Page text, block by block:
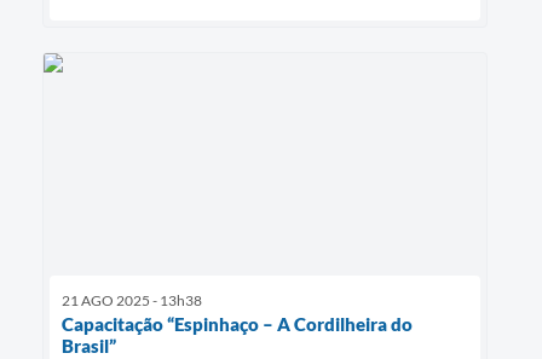
21 AGO 2025 - 13h38
Capacitação “Espinhaço – A Cordilheira do
Brasil”